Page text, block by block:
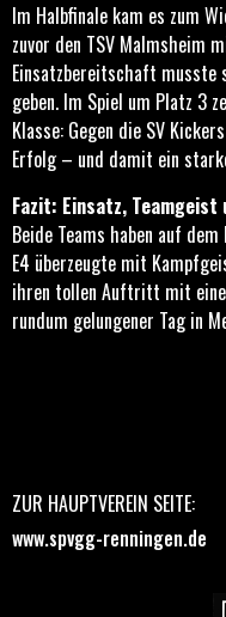
Im Halbfinale kam es zum
zuvor den TSV Malmsheim
Einsatzbereitschaft musste
geben. Im Spiel um Platz 3
Klasse: Gegen die SV
Erfolg – und damit ein
Fazit: Einsatz, Teamgeist
Beide Teams haben auf
E4 überzeugte mit
ihren tollen Auftritt mit
rundum gelungener Tag in
ZUR HAUPTVEREIN SEITE:
www.spvgg-renningen.de